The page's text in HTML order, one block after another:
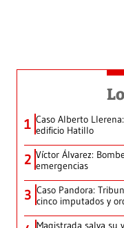
1 Caso Alberto
edificio Hatillo
2 Víctor Álvarez:
emergencias
3 Caso Pandora:
cinco imputados y